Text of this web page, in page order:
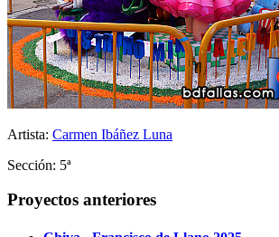
Artista: Carmen Ibáñez Luna
Sección: 5ª
Proyectos anteriores